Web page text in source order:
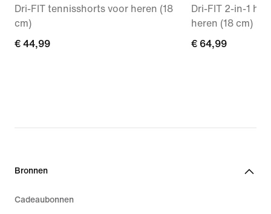
Dri-FIT tennisshorts voor heren (18
cm)
€ 44,99
€ 44,99
Dri-FIT 2-in-1
heren (18 cm)
€ 64,99
€ 64,99
Bronnen
Cadeaubonnen